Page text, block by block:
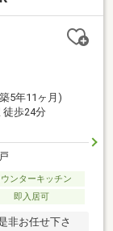
5年11ヶ月)
徒歩24分
ンターキッチン
即入居可
非お任せ下さ